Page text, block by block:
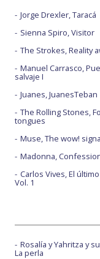
Jorge Drexler, Taracá
Sienna Spiro, Visitor
The Strokes, Reality
Manuel Carrasco,
salvaje I
Juanes, JuanesTeban
The Rolling Stones,
tongues
Muse, The wow!
Madonna,
Carlos Vives, El
Vol. 1
Rosalía y Yahritza y
La perla